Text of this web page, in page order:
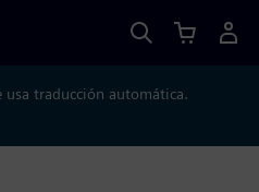
usa traducción automática.